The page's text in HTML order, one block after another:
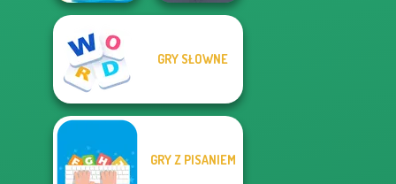
Word Connect
Puzzle
GRY SŁOWNE
GRY Z PISANIEM